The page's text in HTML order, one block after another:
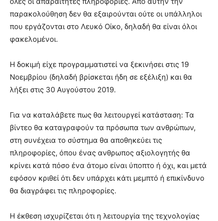
παρακολούθηση δεν θα εξαιρούνται ούτε οι υπάλληλοι
που εργάζονται στο Λευκό Οίκο, δηλαδή θα είναι όλοι
φακελομένοι.
Η δοκιμή είχε προγραμματιστεί να ξεκινήσει στις 19
Νοεμβρίου (δηλαδή βρίσκεται ήδη σε εξέλιξη) και θα
λήξει στις 30 Αυγούστου 2019.
Για να καταλάβετε πως θα λειτουργεί κατάσταση: Τα
βίντεο θα καταγραφούν τα πρόσωπα των ανθρώπων,
στη συνέχεια το σύστημα θα αποθηκεύει τις
πληροφορίες, όπου ένας ανθρωπος αξιολογητής θα
κρίνει κατά πόσο ένα άτομο είναι ύποπτο ή όχι, και μετά
εφόσον κριθεί ότι δεν υπάρχει κάτι μεμπτό ή επικίνδυνο
θα διαγράφει τις πληροφορίες.
Η έκθεση ισχυρίζεται ότι η λειτουργία της τεχνολογίας